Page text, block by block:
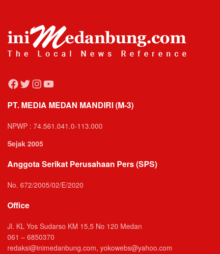
Facebook
Twitter
Instagram
YouTube
PT. MEDIA MEDAN MANDIRI (M-3)
NPWP : 74.561.041.0-113.000
Sejak 2005
Anggota Serikat Perusahaan Pers (SPS)
No. 672/2005/02/E/2020
Office
Jl. KL Yos Sudarso KM 15,5 No 120 Medan
061 – 6850370
redaksi@inimedanbung.com, yokowebs@yahoo.com